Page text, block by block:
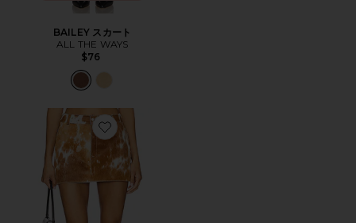
BAILEY スカート
ALL THE WAYS
$76
Favorite スカート